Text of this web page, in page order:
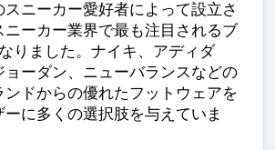
ニーカー愛好者によって設立さ
ーカー業界で最も注目されるブ
りました。ナイキ、アディダ
ョーダン、ニューバランスなどの
ンドからの優れたフットウェアを
に多くの選択肢を与えていま